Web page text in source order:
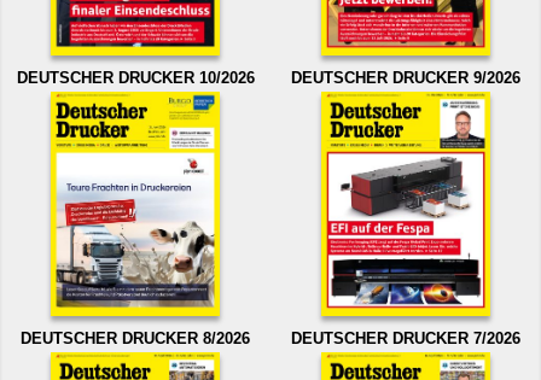
DEUTSCHER DRUCKER 10/2026 DEUTSCHER DRUCKER 9/2026
DEUTSCHER DRUCKER 8/2026 DEUTSCHER DRUCKER 7/2026